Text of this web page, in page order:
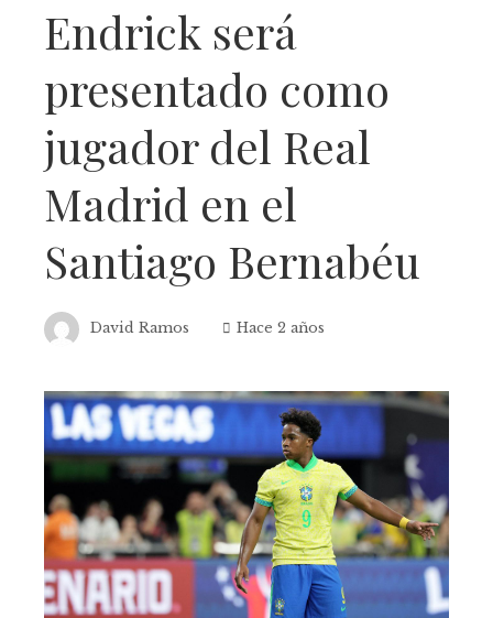
Endrick será
presentado como
jugador del Real
Madrid en el
Santiago Bernabéu
David Ramos Hace 2 años